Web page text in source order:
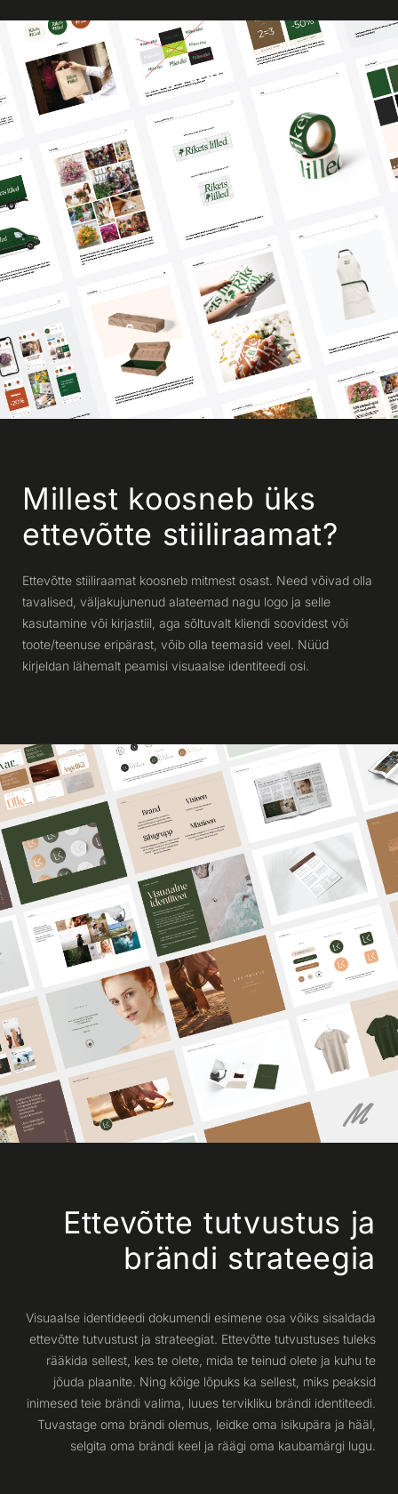
Millest koosneb üks
ettevõtte stiiliraamat?
Ettevõtte stiiliraamat koosneb mitmest osast. Need võivad olla
tavalised, väljakujunenud alateemad nagu logo ja selle
kasutamine või kirjastiil, aga sõltuvalt kliendi soovidest või
toote/teenuse eripärast, võib olla teemasid veel. Nüüd
kirjeldan lähemalt peamisi visuaalse identiteedi osi.
Ettevõtte tutvustus ja
brändi strateegia
Visuaalse identideedi dokumendi esimene osa võiks sisaldada
ettevõtte tutvustust ja strateegiat. Ettevõtte tutvustuses tuleks
rääkida sellest, kes te olete, mida te teinud olete ja kuhu te
jõuda plaanite. Ning kõige lõpuks ka sellest, miks peaksid
inimesed teie brändi valima, luues tervikliku brändi identiteedi.
Tuvastage oma brändi olemus, leidke oma isikupära ja hääl,
selgita oma brändi keel ja räägi oma kaubamärgi lugu.